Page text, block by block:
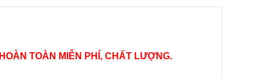
HOÀN TOÀN MIỄN PHÍ, CHẤT LƯỢNG.